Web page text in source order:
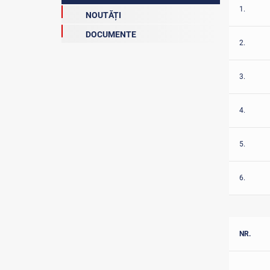
NOUTĂȚI
DOCUMENTE
1.
2.
3.
4.
5.
6.
NR.